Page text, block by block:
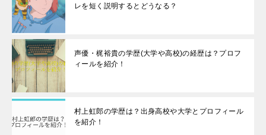
レを短く説明するとどうなる？
声優・梶裕貴の学歴(大学や高校)の経歴は？プロフ
ィールを紹介！
村上虹郎の学歴は？出身高校や大学とプロフィール
を紹介！